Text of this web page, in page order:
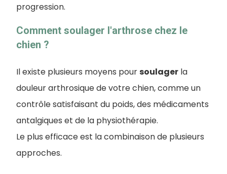
progression.
Comment soulager l'arthrose chez le
chien ?
Il existe plusieurs moyens poursoulager la
douleur arthrosique de votre chien, comme un
contrôle satisfaisant du poids, des médicaments
antalgiques et de la physiothérapie.
Le plus efficace est la combinaison de plusieurs
approches.